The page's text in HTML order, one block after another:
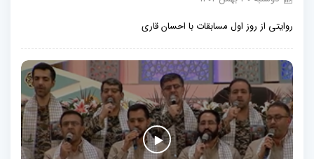
روایتی از روز اول مسابقات با احسان قاری